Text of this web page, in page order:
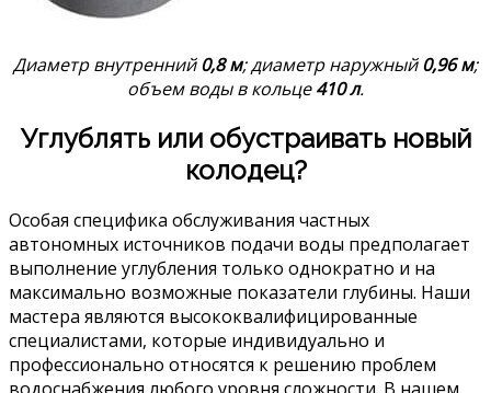
Диаметр внутренний0,8 м; диаметр наружный0,96 м;
объем воды в кольце410 л.
Углублять или обустраивать новый
колодец?
Особая специфика обслуживания частных
автономных источников подачи воды предполагает
выполнение углубления только однократно и на
максимально возможные показатели глубины. Наши
мастера являются высококвалифицированные
специалистами, которые индивидуально и
профессионально относятся к решению проблем